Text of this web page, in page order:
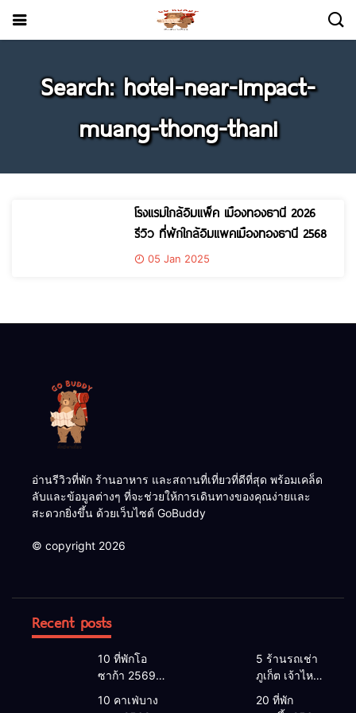
Search: hotel-near-impact-
muang-thong-thani
โรงแรมใกล้อิมแพ็ค เมืองทองธานี 2026
รีวิว ที่พักใกล้อิมแพคเมืองทองธานี 2568
05 Jan 2025
อ่านรีวิวที่พัก ร้านอาหาร และสถานที่เที่ยวที่ดีที่สุด พร้อมเคล็ด
ลับและข้อมูลต่างๆ ที่จะช่วยให้การเดินทางของคุณง่ายและ
สะดวกยิ่งขึ้น ด้วยเว็บไซต์ GoBuddy
© copyright 2026
Recent posts
10 ที่พักโอ
ซาก้า 2569 |
ที่ไหนดี 2026
5 ร้านรถเช่า
ภูเก็ต เจ้าไหน
ดี 2026 |
แนะนำ เช่า
10 คาเฟ่บาง
20 ที่พัก